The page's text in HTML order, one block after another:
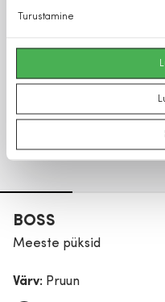
Turustamine
BOSS
Meeste püksid
Värv: Pruun